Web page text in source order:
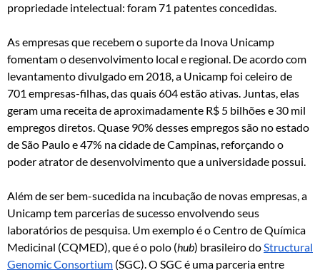
propriedade intelectual: foram 71 patentes concedidas.
As empresas que recebem o suporte da Inova Unicamp
fomentam o desenvolvimento local e regional. De acordo com
levantamento divulgado em 2018, a Unicamp foi celeiro de
701 empresas-filhas, das quais 604 estão ativas. Juntas, elas
geram uma receita de aproximadamente R$ 5 bilhões e 30 mil
empregos diretos. Quase 90% desses empregos são no estado
de São Paulo e 47% na cidade de Campinas, reforçando o
poder atrator de desenvolvimento que a universidade possui.
Além de ser bem-sucedida na incubação de novas empresas, a
Unicamp tem parcerias de sucesso envolvendo seus
laboratórios de pesquisa. Um exemplo é o Centro de Química
Medicinal (CQMED), que é o polo (hub) brasileiro doStructural
Genomic Consortium (SGC). O SGC é uma parceria entre